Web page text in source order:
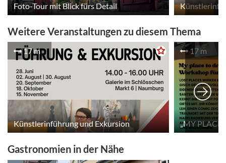
Foto-Tour mit Blick fürs Detail
Weitere Veranstaltungen zu diesem Thema
17 m
Künstlerinführung und Exkursion
17 m
Gastronomien in der Nähe